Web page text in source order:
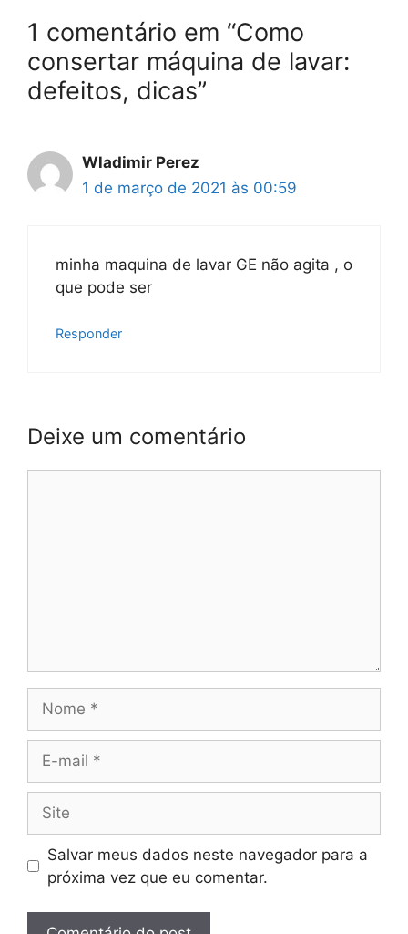
1 comentário em “Como
consertar máquina de lavar:
defeitos, dicas”
Wladimir Perez
1 de março de 2021 às 00:59
minha maquina de lavar GE não agita , o
que pode ser
Responder
Deixe um comentário
mail
Salvar meus dados neste navegador para a
próxima vez que eu comentar.